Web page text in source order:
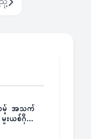
ကမ့် အသက်
းယစ်ဂိုဏ်း